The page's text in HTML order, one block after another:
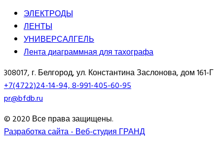
ЭЛЕКТРОДЫ
ЛЕНТЫ
УНИВЕРСАЛГЕЛЬ
Лента диаграммная для тахографа
308017, г. Белгород, ул. Константина Заслонова, дом 161-Г
+7(4722)24-14-94, 8-991-405-60-95
pr@bfdb.ru
© 2020 Все права защищены.
Разработка сайта - Веб-студия ГРАНД